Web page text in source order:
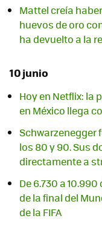
Mattel creía
huevos de oro
ha devuelto a la
10 junio
Hoy en Netflix: la
en México llega
Schwarzenegger
los 80 y 90. Sus
directamente a
De 6.730 a
de la final del
de la FIFA